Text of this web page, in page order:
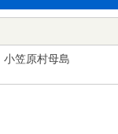
小笠原村母島